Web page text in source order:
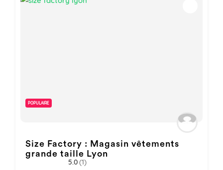
POPULAIRE
Size Factory : Magasin vêtements
grande taille Lyon
5.0(1)